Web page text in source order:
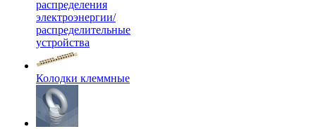
распределения
электроэнергии/
распределительные
устройства
Колодки клеммные